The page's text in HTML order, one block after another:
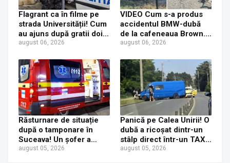
Flagrant ca în filme pe
strada Universității! Cum
au ajuns după gratii doi
tineri care au furat
august 06, 2026
VIDEO Cum s-a produs
accidentul BMW-dubă
de la cafeneaua Brown.
Concluzia polițiștilor
august 06, 2026
Răsturnare de situație
după o tamponare în
Suceava! Un șofer a
ajuns la Urgențe la 24 de
august 05, 2026
Panică pe Calea Unirii! O
dubă a ricoșat dintr-un
stâlp direct într-un TAXI.
O mamă și fetița ei de 6
august 05, 2026